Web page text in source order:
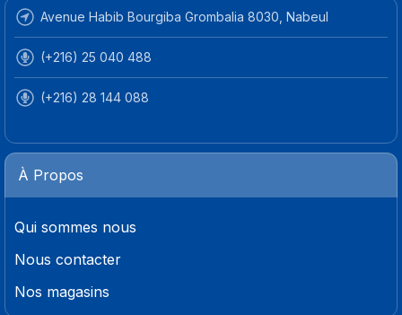
Avenue Habib Bourgiba Grombalia 8030, Nabeul
(+216) 25 040 488
(+216) 28 144 088
À Propos
Qui sommes nous
Nous contacter
Nos magasins